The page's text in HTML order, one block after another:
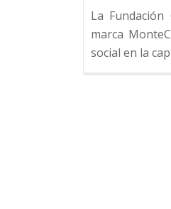
La
marca
social en la